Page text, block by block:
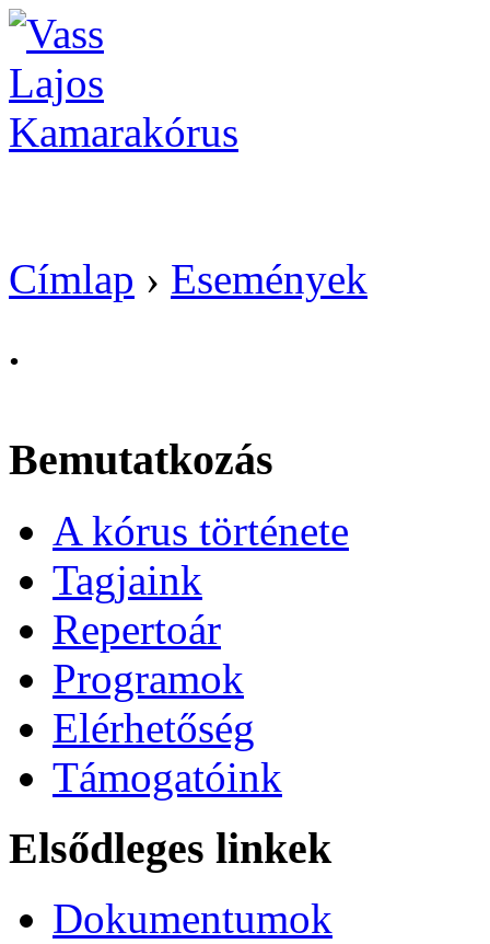
Címlap › Események
.
Bemutatkozás
A kórus története
Tagjaink
Repertoár
Programok
Elérhetőség
Támogatóink
Elsődleges linkek
Dokumentumok